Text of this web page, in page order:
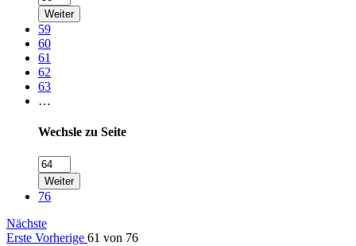
Weiter
59
60
61
62
63
…
Wechsle zu Seite
Weiter
76
Nächste
Erste Vorherige 61 von 76